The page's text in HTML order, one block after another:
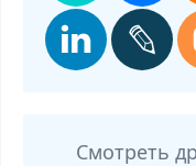
Смотреть